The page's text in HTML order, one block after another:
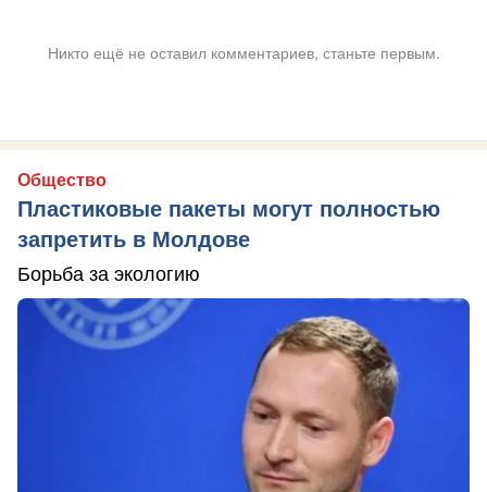
Никто ещё не оставил комментариев, станьте первым.
Общество
Пластиковые пакеты могут полностью
запретить в Молдове
Борьба за экологию